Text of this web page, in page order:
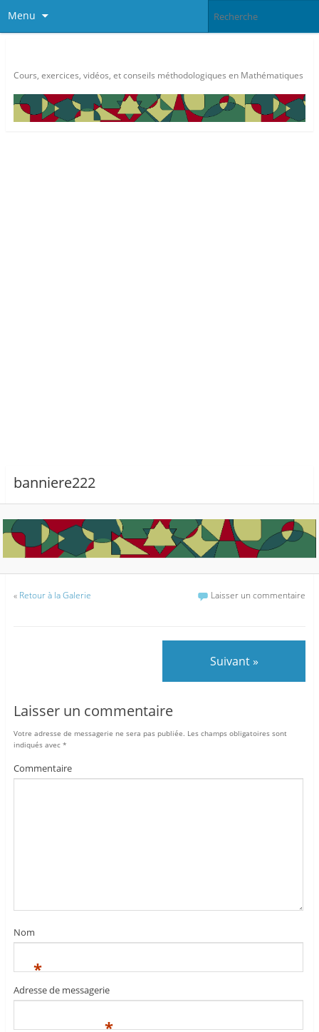
Menu
Cours, exercices, vidéos, et conseils méthodologiques en Mathématiques
banniere222
« Retour à la Galerie Laisser un commentaire
Suivant »
Laisser un commentaire
Votre adresse de messagerie ne sera pas publiée. Les champs obligatoires sont
indiqués avec *
Commentaire
Nom
*
Adresse de messagerie
*